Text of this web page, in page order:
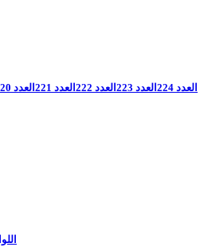
العدد 224 العدد 223 العدد 222 العدد 221 العدد 220